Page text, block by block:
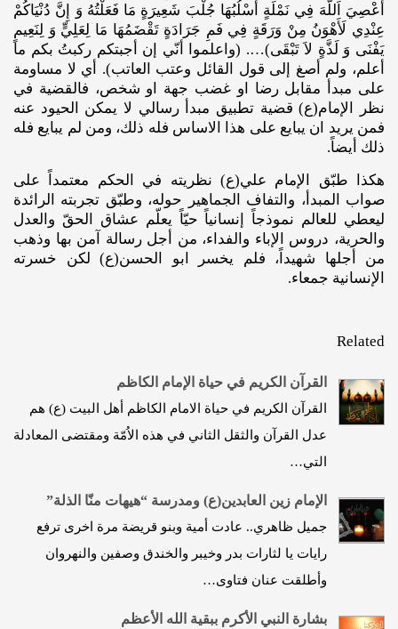
أَعْصِيَ اَللَّهَ فِي نَمْلَةٍ أَسْلُبُهَا جُلْبَ شَعِيرَةٍ مَا فَعَلْتُهُ وَ إِنَّ دُنْيَاكُمْ
عِنْدِي لَأَهْوَنُ مِنْ وَرَقَةٍ فِي فَمِ جَرَادَةٍ تَقْضَمُهَا مَا لِعَلِيٍّ وَ لِنَعِيمٍ
يَفْنَى وَ لَذَّةٍ لاَ تَبْقَى)…. (واعلموا أنّي إن أجبتكم ركبتُ بكم ما
أعلم، ولم أصغ إلى قول القائل وعتب العاتب). أي لا مساومة
على مبدأ مقابل رضا او غضب جهة او شخص، فالقضية في
نظر الإمام(ع) قضية تطبيق مبدأ رسالي لا يمكن الحيود عنه
فمن يريد ان يبايع على هذا الاساس فله ذلك، ومن لم يبايع فله
ذلك أيضاً.
هكذا طبّق الإمام علي(ع) نظريته في الحكم معتمداً على
صواب المبدأ، والتفاف الجماهير حوله، وطبّق تجربته الرائدة
ليعطي للعالم نموذجاً إنسانياً حيّاً يعلّم عشاق الحقّ والعدل
والحرية، دروس الإباء والفداء، من أجل رسالة آمن بها وذهب
من أجلها شهيداً، فلم يخسر ابو الحسن(ع) لكن خسرته
الإنسانية جمعاء.
Related
القرآن الكريم في حياة الإمام الكاظم
القرآن الكريم في حياة الامام الكاظم أهل البيت (ع) هم
عدل القرآن والثقل الثاني في هذه الاُمّة ومقتضى المعادلة
التي…
الإمام زين العابدين(ع) ومدرسة “هيهات منّا الذلة”
جميل ظاهري.. عادت أمية وبنو قريضة مرة اخرى ترفع
رايات يا لثارات بدر وخيبر والخندق وصفين والنهروان
وأطلقت عنان فتاوى…
بشارة النبي الأكرم ببقية الله الأعظم